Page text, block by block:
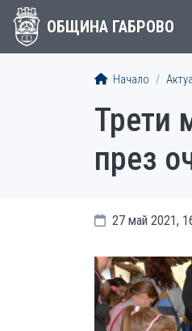
ОБЩИНА ГАБРОВО
Начало
Трети
през
27 май 2021,